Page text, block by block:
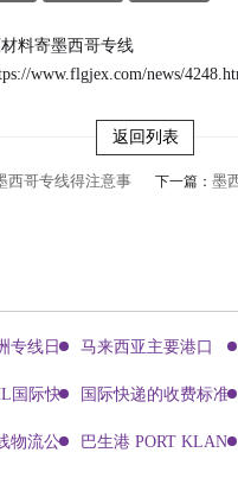
料寄墨西哥专线
www.flgjex.com/news/
返回列表
西哥专线得注意事 下一篇： 墨
专线日本专线区别马来西亚主要港口
国际快递客服热线国际快递的收费标
物流公司有哪些?巴生港 PORT KLANG